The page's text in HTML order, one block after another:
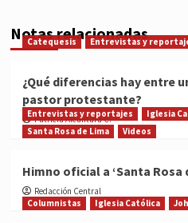
Notas relacionadas
Catequesis Entrevistas y
¿Qué diferencias hay entre
pastor protestante?
Patricia Alcántara C.
Entrevistas y reportajes Iglesia
Santa Rosa de Lima
Videos
Himno oficial a ‘Santa Rosa
Redacción Central
Columnistas
Iglesia Católica